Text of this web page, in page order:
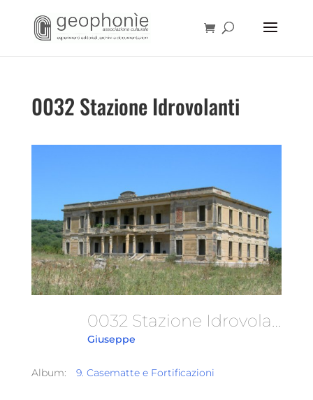
0032 Stazione Idrovolanti
0032 Stazione Idrovolanti
Giuseppe
Album: 9. Casematte e Fortificazioni